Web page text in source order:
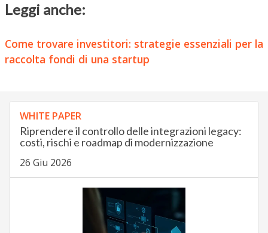
Leggi anche:
Come trovare investitori: strategie essenziali per la
raccolta fondi di una startup
WHITE PAPER
Riprendere il controllo delle integrazioni legacy:
costi, rischi e roadmap di modernizzazione
26 Giu 2026